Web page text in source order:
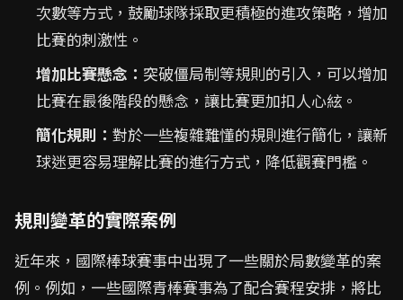
次數等方式，鼓勵球隊採取更積極的進攻策略，增加
比賽的刺激性。
增加比賽懸念： 突破僵局制等規則的引入，可以增加
比賽在最後階段的懸念，讓比賽更加扣人心絃。
簡化規則： 對於一些複雜難懂的規則進行簡化，讓新
球迷更容易理解比賽的進行方式，降低觀賽門檻。
規則變革的實際案例
近年來，國際棒球賽事中出現了一些關於局數變革的案
例。例如，一些國際青棒賽事為了配合賽程安排，將比